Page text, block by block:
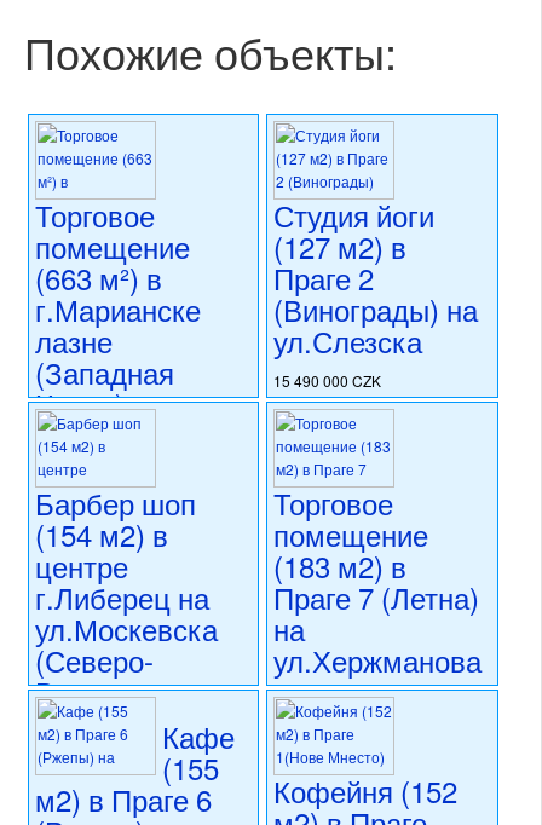
Похожие объекты:
Торговое
помещение
(663 м²) в
г.Марианске
лазне
(Западная
Чехия) на
ул.Главни
Тржида
16 900 000 CZK
регион:Западная Чехия
раздел: объекты для
коммерческого использования
состояние: стандарт
номер объекта:20723
Студия йоги
(127 м2) в
Праге 2
(Винограды) на
ул.Слезска
15 490 000 CZK
регион:Прага 2
раздел: объекты для
коммерческого использования
состояние: стандарт
номер объекта:20689
Барбер шоп
(154 м2) в
центре
г.Либерец на
ул.Москевска
(Северо-
Восточная
Чехия)
16 000 000 CZK
регион:Северо-Восточная
Чехия
Торговое
помещение
(183 м2) в
Праге 7 (Летна)
на
ул.Хержманова
20 424 000 CZK
регион:Прага 7
раздел: объекты для
коммерческого использования
состояние: требуется
капитальная реконструкция
Кафе
(155
м2) в Праге 6 Кофейня (152